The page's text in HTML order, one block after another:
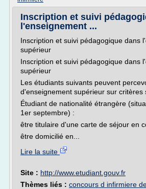
Inscription et suivi
l'enseignement ...
Inscription et suivi pédagogique dans
supérieur
Inscription et suivi pédagogique dans
supérieur
Les étudiants suivants peuvent
d'enseignement supérieur sur critères
Étudiant de nationalité étrangère
1er septembre) :
être titulaire d'une carte de séjour en
être domicilié en...
Lire la suite
Site : http://www.etudiant.gouv.fr
Thèmes liés : concours d infirmiere